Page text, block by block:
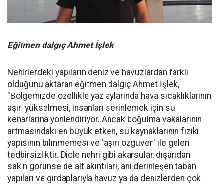
Eğitmen dalgıç Ahmet İşlek
Nehirlerdeki yapıların deniz ve havuzlardan farklı
olduğunu aktaran eğitmen dalgıç Ahmet İşlek,
"Bölgemizde özellikle yaz aylarında hava sıcaklıklarının
aşırı yükselmesi, insanları serinlemek için su
kenarlarına yönlendiriyor. Ancak boğulma vakalarının
artmasındaki en büyük etken, su kaynaklarının fiziki
yapısının bilinmemesi ve 'aşırı özgüven' ile gelen
tedbirsizliktir. Dicle nehri gibi akarsular, dışarıdan
sakin görünse de alt akıntıları, ani derinleşen taban
yapıları ve girdaplarıyla havuz ya da denizlerden çok